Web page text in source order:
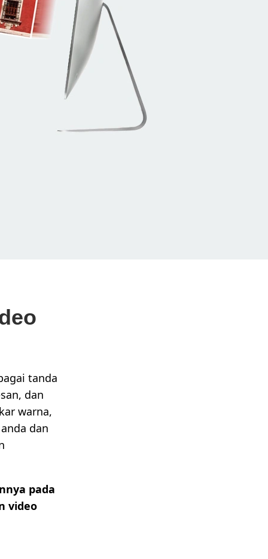
tanda
dan
warna,
dan
pada
video